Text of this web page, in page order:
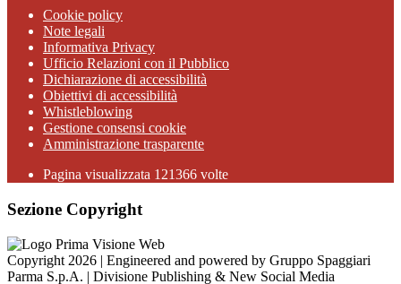
Cookie policy
Note legali
Informativa Privacy
Ufficio Relazioni con il Pubblico
Dichiarazione di accessibilità
Obiettivi di accessibilità
Whistleblowing
Gestione consensi cookie
Amministrazione trasparente
Pagina visualizzata 121366 volte
Sezione Copyright
Copyright 2026 | Engineered and powered by Gruppo Spaggiari
Parma S.p.A. | Divisione Publishing & New Social Media